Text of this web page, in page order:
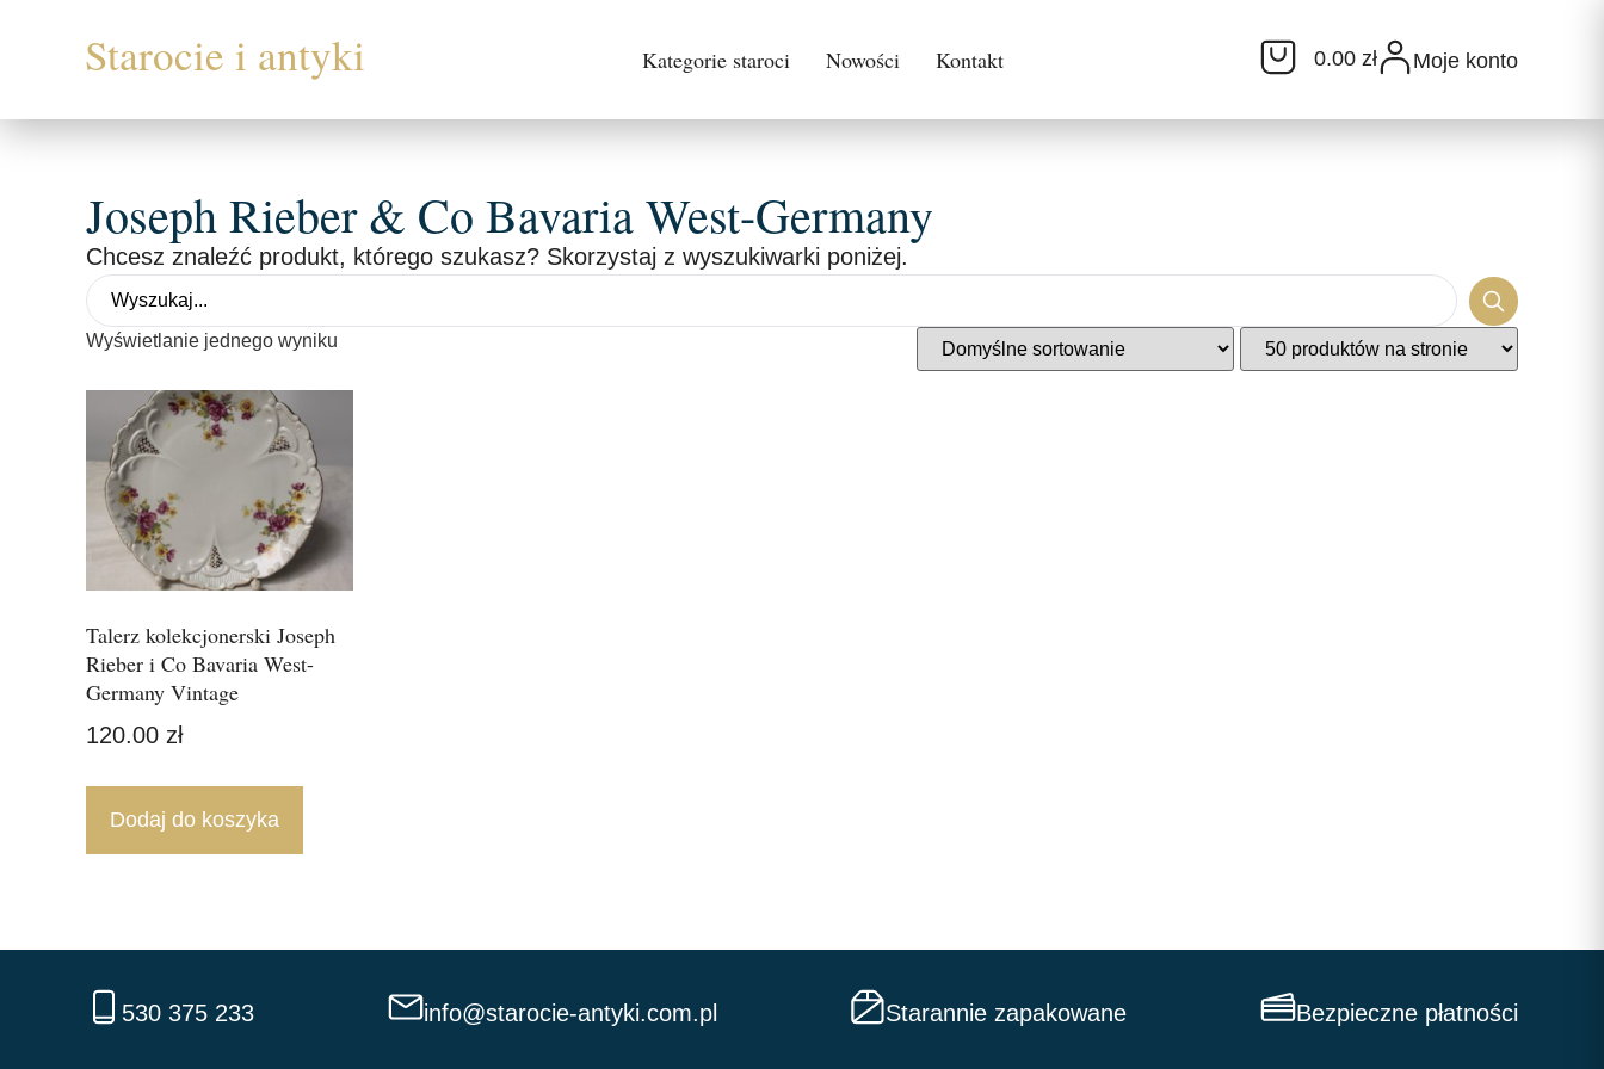
Kategorie staroci Nowości Kontakt 0.00 zł Moje konto
Joseph Rieber & Co Bavaria West-Germany
Chcesz znaleźć produkt, którego szukasz? Skorzystaj z wyszukiwarki poniżej.
Wyświetlanie jednego wyniku
Talerz kolekcjonerski Joseph
Rieber i Co Bavaria West-
Germany Vintage
120.00 zł
Dodaj do koszyka
530 375 233 info@starocie-antyki.com.pl Starannie zapakowane Bezpieczne płatności